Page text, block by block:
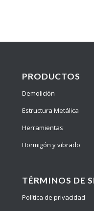
PRODUCTOS
Demolición
Estructura Metálica
Herramientas
Hormigón y vibrado
TÉRMINOS DE
Política de privacidad